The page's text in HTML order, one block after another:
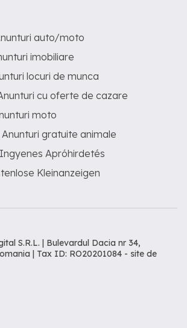
auto/moto
imobiliare
locuri de munca
cu oferte de cazare
moto
Anunturi gratuite animale
Apróhirdetés
Kleinanzeigen
S.R.L. | Bulevardul Dacia nr 34,
| Tax ID: RO20201084 - site de